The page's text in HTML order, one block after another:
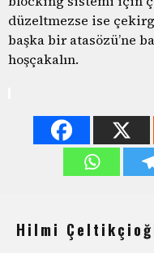
düzeltmezse ise
başka bir atasözü’ne
hoşçakalın.
Hilmi